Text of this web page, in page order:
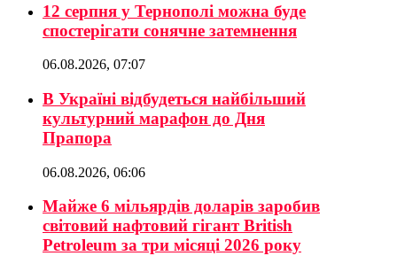
12 серпня у Тернополі можна буде
спостерігати сонячне затемнення
06.08.2026, 07:07
В Україні відбудеться найбільший
культурний марафон до Дня
Прапора
06.08.2026, 06:06
Майже 6 мільярдів доларів заробив
світовий нафтовий гігант British
Petroleum за три місяці 2026 року